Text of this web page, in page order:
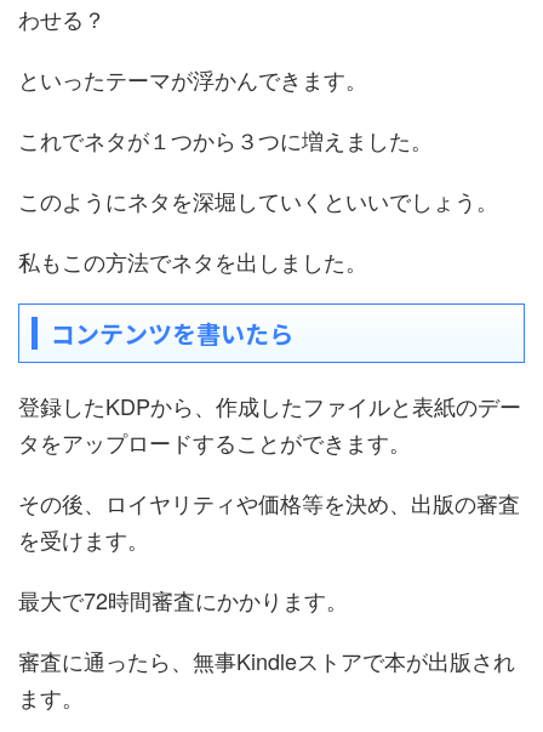
わせる？
といったテーマが浮かんできます。
これでネタが１つから３つに増えました。
このようにネタを深堀していくといいでしょう。
私もこの方法でネタを出しました。
コンテンツを書いたら
登録したKDPから、作成したファイルと表紙のデー
タをアップロードすることができます。
その後、ロイヤリティや価格等を決め、出版の審査
を受けます。
最大で72時間審査にかかります。
審査に通ったら、無事Kindleストアで本が出版され
ます。